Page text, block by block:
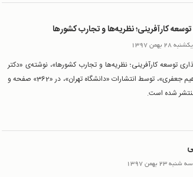
کارآفرینی؛ نظریه‌ها و تجارب کشورها
یکشنبه 28 بهمن 1397
توسعه کارآفرینی؛ نظریه‌ها و تجارب کشورها»، نوشته‌ی «دکتر
علی داوری و ابراهیم جعفری»، توسط انتشارات «دانشگاه تهران»، در «362» صفحه و
سه شنبه 23 بهمن 1397